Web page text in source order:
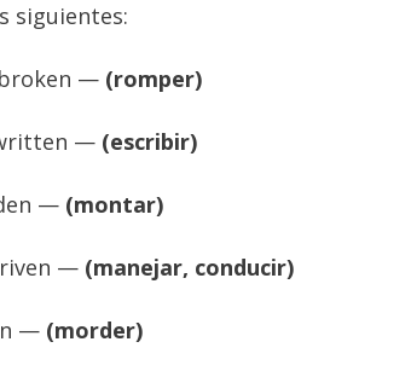
siguientes:
— (romper)
— (escribir)
— (montar)
— (manejar, conducir)
— (morder)